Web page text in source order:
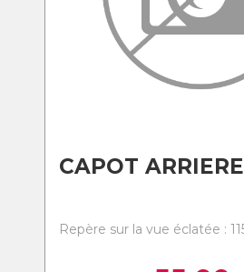
CAPOT ARRIERE
Repère sur la vue éclatée :